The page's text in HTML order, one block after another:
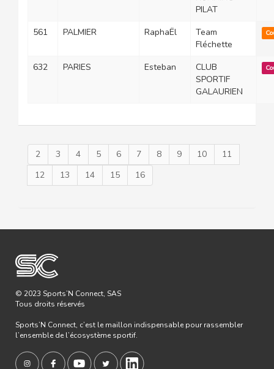
PILAT
561 PALMIER RaphaËl
Team
Fléchette
632 PARIES Esteban
CLUB
SPORTIF
GALAURIEN
2 3 4 5 6 7 8 9 10
11
12
13 14 15 16
© 2023 Sports’N Connect, SAS
Tous droits réservés
Sports’N Connect, c’est le maillon indispensable pour rassembler
l’ensemble de l’écosystème sportif.